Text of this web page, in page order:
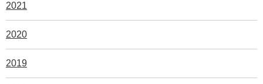
2021
2020
2019